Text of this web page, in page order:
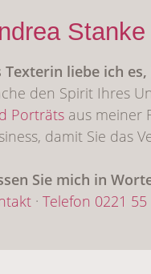
Texterin liebe ich
den Spirit Ihres
Porträts aus meiner
damit Sie das
Sie mich in
· Telefon 0221 55